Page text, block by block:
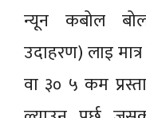
न्यून कबोल
उदाहरण) लाइ
वा ३० ५ कम